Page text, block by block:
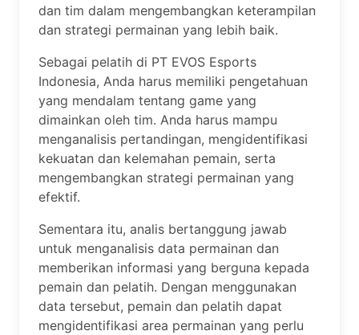
dan tim dalam mengembangkan keterampilan
dan strategi permainan yang lebih baik.
Sebagai pelatih di PT EVOS Esports
Indonesia, Anda harus memiliki pengetahuan
yang mendalam tentang game yang
dimainkan oleh tim. Anda harus mampu
menganalisis pertandingan, mengidentifikasi
kekuatan dan kelemahan pemain, serta
mengembangkan strategi permainan yang
efektif.
Sementara itu, analis bertanggung jawab
untuk menganalisis data permainan dan
memberikan informasi yang berguna kepada
pemain dan pelatih. Dengan menggunakan
data tersebut, pemain dan pelatih dapat
mengidentifikasi area permainan yang perlu